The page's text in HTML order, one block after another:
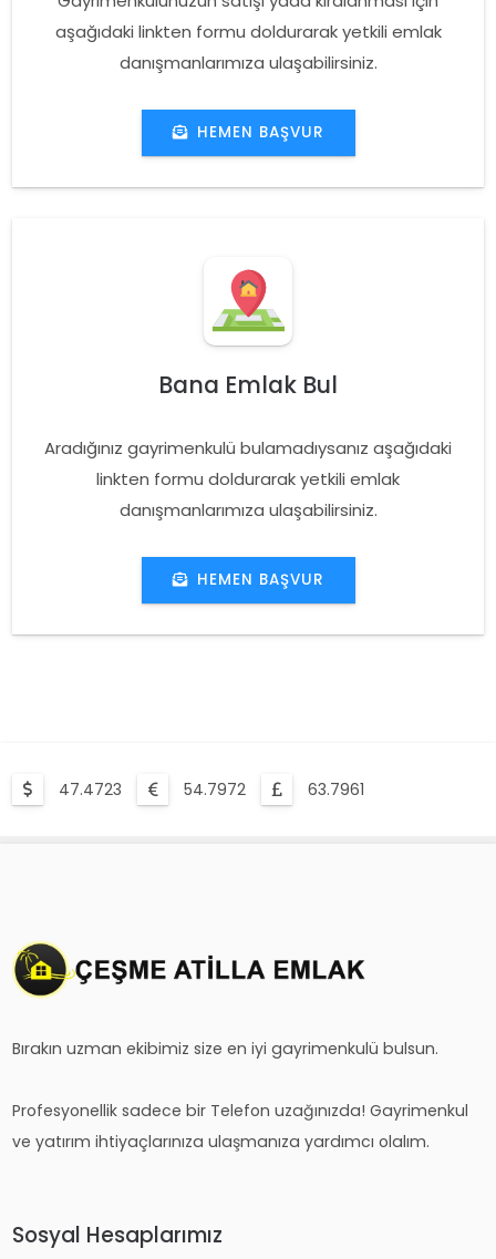
aşağıdaki linkten formu doldurarak yetkili emlak
danışmanlarımıza ulaşabilirsiniz.
HEMEN BAŞVUR
Bana Emlak Bul
Aradığınız gayrimenkulü bulamadıysanız aşağıdaki
linkten formu doldurarak yetkili emlak
danışmanlarımıza ulaşabilirsiniz.
HEMEN BAŞVUR
47.4723 54.7972 63.7961
Bırakın uzman ekibimiz size en iyi gayrimenkulü bulsun.
Profesyonellik sadece bir Telefon uzağınızda! Gayrimenkul
ve yatırım ihtiyaçlarınıza ulaşmanıza yardımcı olalım.
Sosyal Hesaplarımız